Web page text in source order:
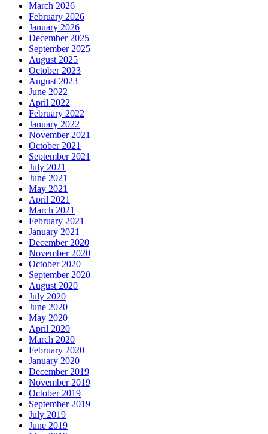
March 2026
February 2026
January 2026
December 2025
September 2025
August 2025
October 2023
August 2023
June 2022
April 2022
February 2022
January 2022
November 2021
October 2021
September 2021
July 2021
June 2021
May 2021
April 2021
March 2021
February 2021
January 2021
December 2020
November 2020
October 2020
September 2020
August 2020
July 2020
June 2020
May 2020
April 2020
March 2020
February 2020
January 2020
December 2019
November 2019
October 2019
September 2019
July 2019
June 2019